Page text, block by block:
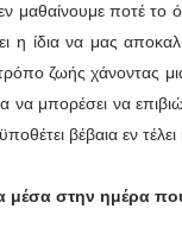
ποτέ το
η ίδια να μας
ζωής χάνοντας
να μπορέσει να
βέβαια εν
στην ημέρα